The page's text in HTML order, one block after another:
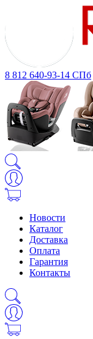
8 812 640-93-14 СПб
Новости
Каталог
Доставка
Оплата
Гарантия
Контакты